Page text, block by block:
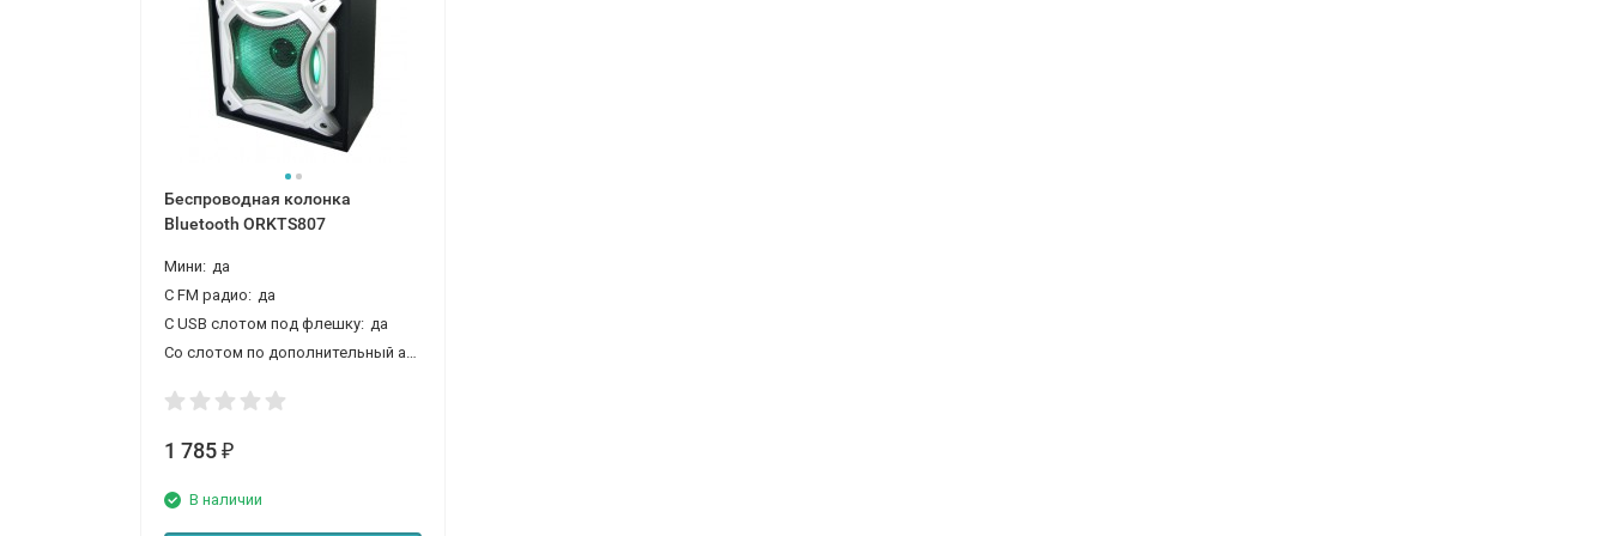
Беспроводная колонка
Bluetooth ORKTS807
Мини: да
С FM радио: да
С USВ слотом под флешку: да
Со слотом по дополнительный аккумулятор:
1 785 ₽
В наличии